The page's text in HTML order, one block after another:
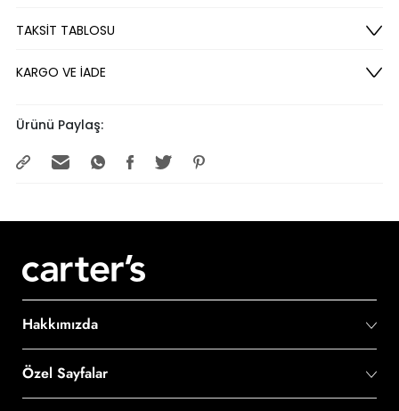
TAKSİT TABLOSU
KARGO VE İADE
Ürünü Paylaş:
Hakkımızda
Özel Sayfalar